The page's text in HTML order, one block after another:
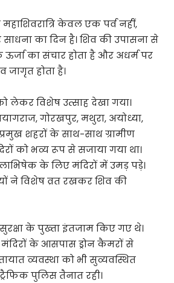
केवल एक पर्व नहीं,
का दिन है। शिव की उपासना से
का संचार होता है और अधर्म पर
जागृत होता है।
लेकर विशेष उत्साह देखा गया।
गोरखपुर, मथुरा, अयोध्या,
शहरों के साथ-साथ ग्रामीण
को भव्य रूप से सजाया गया था।
के लिए मंदिरों में उमड़ पड़े।
ने विशेष व्रत रखकर शिव की
सुरक्षा के पुख्ता इंतजाम किए गए थे।
के आसपास ड्रोन कैमरों से
व्यवस्था को भी सुव्यवस्थित
पुलिस तैनात रही।